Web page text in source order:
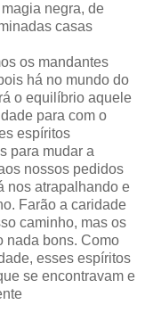
negra, de
casas
os mandantes
há no mundo do
o equilíbrio aquele
para com o
espíritos
para mudar a
nossos pedidos
nos atrapalhando e
Farão a caridade
caminho, mas os
nada bons. Como
esses espíritos
se encontravam e